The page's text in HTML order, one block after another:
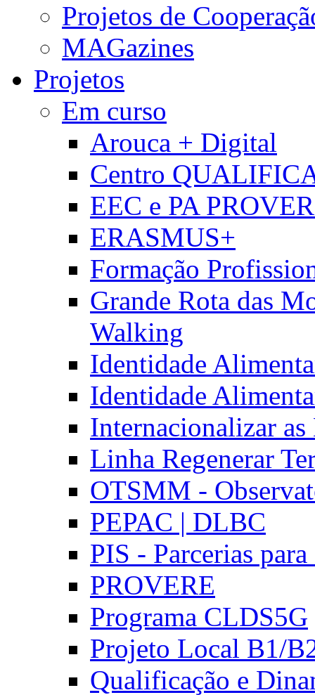
Projetos de
MAGazines
Projetos
Em curso
Arouca + Digital
Centro
EEC e PA
ERASMUS+
Formação
Grande Rota das
Walking
Identidade
Identidade
Internacionalizar
Linha Regenerar
OTSMM -
PEPAC | DLBC
PIS - Parcerias
PROVERE
Programa CLDS5G
Projeto Local B1/
Qualificação e